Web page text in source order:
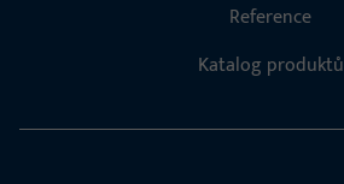
Reference
Katalog produktů